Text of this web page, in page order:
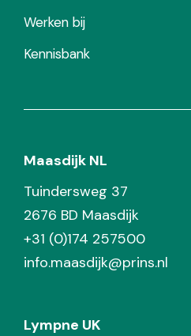
Werken bij
Kennisbank
Maasdijk NL
Tuindersweg 37
2676 BD Maasdijk
+31 (0)174 257500
info.maasdijk@prins.nl
Lympne UK